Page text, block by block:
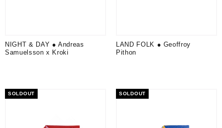
NIGHT & DAY ● Andreas
Samuelsson x Kroki
LAND FOLK ● Geoffroy
Pithon
SOLDOUT SOLDOUT